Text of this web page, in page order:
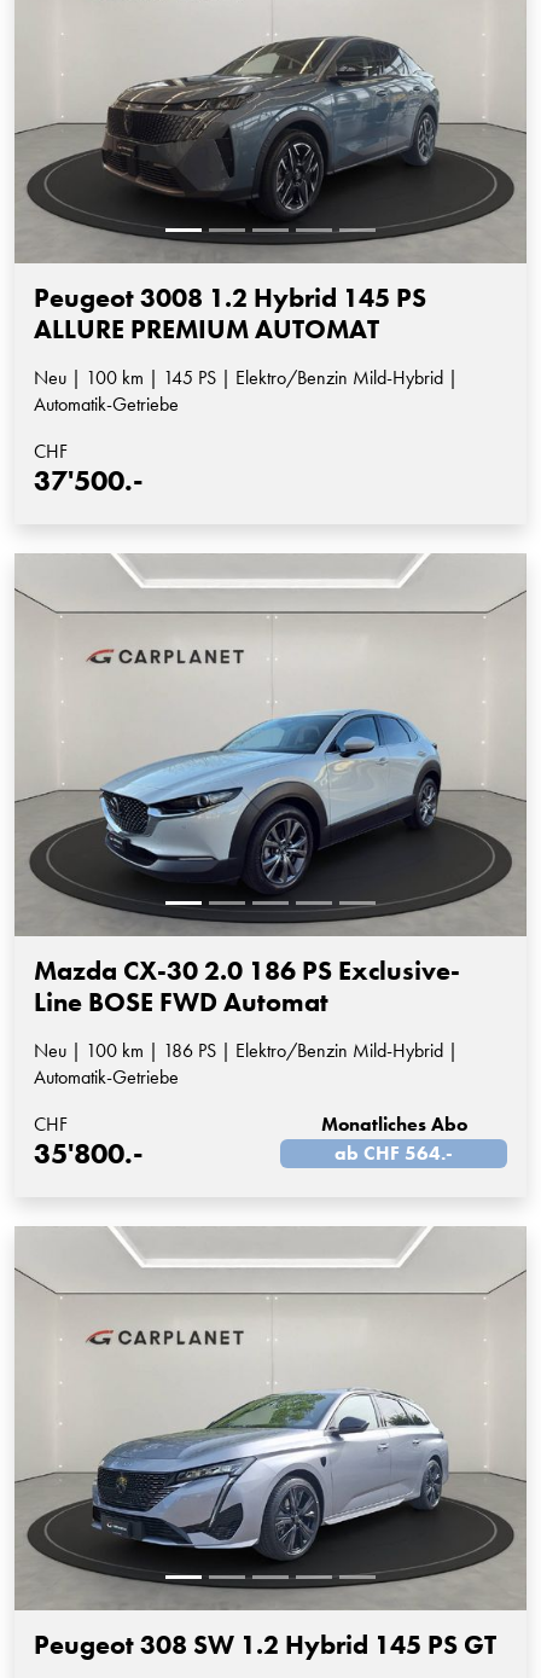
Peugeot 3008 1.2 Hybrid 145 PS
ALLURE PREMIUM AUTOMAT
Neu | 100 km | 145 PS | Elektro/Benzin Mild-Hybrid |
Automatik-Getriebe
CHF
37'500.-
Mazda CX-30 2.0 186 PS Exclusive-
Line BOSE FWD Automat
Neu | 100 km | 186 PS | Elektro/Benzin Mild-Hybrid |
Automatik-Getriebe
CHF
35'800.-
Monatliches Abo
ab CHF 564.-
Peugeot 308 SW 1.2 Hybrid 145 PS GT